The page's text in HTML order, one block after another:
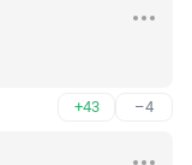
+43 –4